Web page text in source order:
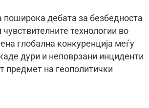
поширока дебата за безбедноста
технологии во
глобална конкуренција меѓу
дури и неповрзани инциденти
предмет на геополитички